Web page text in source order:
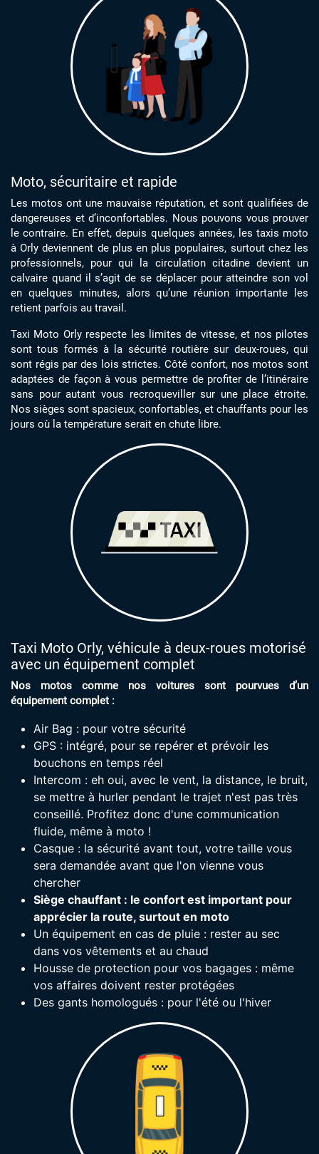
Moto, sécuritaire et rapide
Les motos ont une mauvaise réputation, et sont qualifiées de
dangereuses et d’inconfortables. Nous pouvons vous prouver
le contraire. En effet, depuis quelques années, les taxis moto
à Orly deviennent de plus en plus populaires, surtout chez les
professionnels, pour qui la circulation citadine devient un
calvaire quand il s’agit de se déplacer pour atteindre son vol
en quelques minutes, alors qu’une réunion importante les
retient parfois au travail.
Taxi Moto Orly respecte les limites de vitesse, et nos pilotes
sont tous formés à la sécurité routière sur deux-roues, qui
sont régis par des lois strictes. Côté confort, nos motos sont
adaptées de façon à vous permettre de profiter de l’itinéraire
sans pour autant vous recroqueviller sur une place étroite.
Nos sièges sont spacieux, confortables, et chauffants pour les
jours où la température serait en chute libre.
Taxi Moto Orly, véhicule à deux-roues motorisé
avec un équipement complet
Nos motos comme nos voitures sont pourvues d’un
équipement complet :
Air Bag : pour votre sécurité
GPS : intégré, pour se repérer et prévoir les
bouchons en temps réel
Intercom : eh oui, avec le vent, la distance, le bruit,
se mettre à hurler pendant le trajet n'est pas très
conseillé. Profitez donc d'une communication
fluide, même à moto !
Casque : la sécurité avant tout, votre taille vous
sera demandée avant que l'on vienne vous
chercher
Siège chauffant : le confort est important pour
apprécier la route, surtout en moto
Un équipement en cas de pluie : rester au sec
dans vos vêtements et au chaud
Housse de protection pour vos bagages : même
vos affaires doivent rester protégées
Des gants homologués : pour l'été ou l'hiver